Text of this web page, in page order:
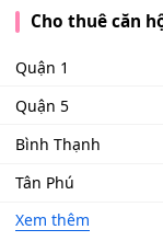
Cho thuê căn
Quận 1
Quận 5
Bình Thạnh
Tân Phú
Xem thêm